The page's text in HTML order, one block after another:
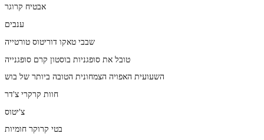
אבטיח קרוגר
ענבים
שבבי טאקו דוריטוס טורטייה
טובל את סופגניות בוסטון קרם סופגנייה
השעועית האפויה הצמחונית הטובה ביותר של בוש
חוות קרקרי צ'דר
צ'יטוס
בטי קרוקר חומיות